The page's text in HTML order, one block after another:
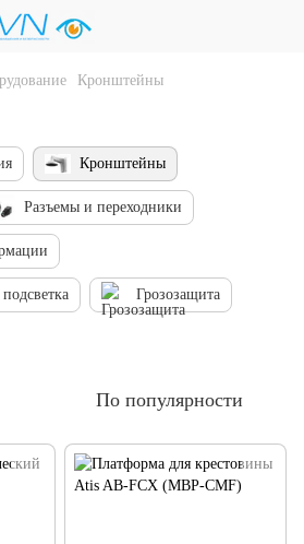
Кронштейны
Кронштейны
Разъемы и переходники
Грозозащита
По популярности